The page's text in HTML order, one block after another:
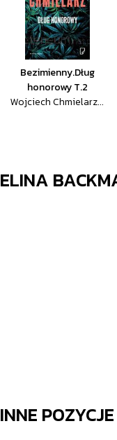
Bezimienny.Dług
honorowy T.2
Wojciech Chmielarz...
ELINA
INNE